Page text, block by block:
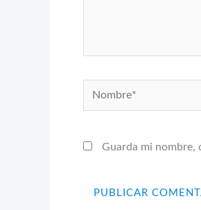
Nombre*
Guarda mi nombre,